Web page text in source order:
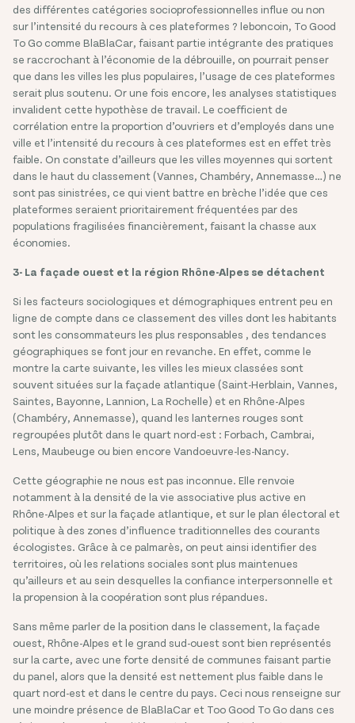
des différentes catégories socioprofessionnelles influe ou non
sur l’intensité du recours à ces plateformes ? leboncoin, To Good
To Go comme BlaBlaCar, faisant partie intégrante des pratiques
se raccrochant à l’économie de la débrouille, on pourrait penser
que dans les villes les plus populaires, l’usage de ces plateformes
serait plus soutenu. Or une fois encore, les analyses statistiques
invalident cette hypothèse de travail. Le coefficient de
corrélation entre la proportion d’ouvriers et d’employés dans une
ville et l’intensité du recours à ces plateformes est en effet très
faible. On constate d’ailleurs que les villes moyennes qui sortent
dans le haut du classement (Vannes, Chambéry, Annemasse…) ne
sont pas sinistrées, ce qui vient battre en brèche l’idée que ces
plateformes seraient prioritairement fréquentées par des
populations fragilisées financièrement, faisant la chasse aux
économies.
3- La façade ouest et la région Rhône-Alpes se détachent
Si les facteurs sociologiques et démographiques entrent peu en
ligne de compte dans ce classement des villes dont les habitants
sont les consommateurs les plus responsables , des tendances
géographiques se font jour en revanche. En effet, comme le
montre la carte suivante, les villes les mieux classées sont
souvent situées sur la façade atlantique (Saint-Herblain, Vannes,
Saintes, Bayonne, Lannion, La Rochelle) et en Rhône-Alpes
(Chambéry, Annemasse), quand les lanternes rouges sont
regroupées plutôt dans le quart nord-est : Forbach, Cambrai,
Lens, Maubeuge ou bien encore Vandoeuvre-les-Nancy.
Cette géographie ne nous est pas inconnue. Elle renvoie
notamment à la densité de la vie associative plus active en
Rhône-Alpes et sur la façade atlantique, et sur le plan électoral et
politique à des zones d’influence traditionnelles des courants
écologistes. Grâce à ce palmarès, on peut ainsi identifier des
territoires, où les relations sociales sont plus maintenues
qu’ailleurs et au sein desquelles la confiance interpersonnelle et
la propension à la coopération sont plus répandues.
Sans même parler de la position dans le classement, la façade
ouest, Rhône-Alpes et le grand sud-ouest sont bien représentés
sur la carte, avec une forte densité de communes faisant partie
du panel, alors que la densité est nettement plus faible dans le
quart nord-est et dans le centre du pays. Ceci nous renseigne sur
une moindre présence de BlaBlaCar et Too Good To Go dans ces